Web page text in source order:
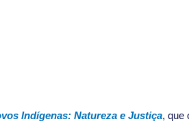
Indígenas: Natureza e Justiça, que